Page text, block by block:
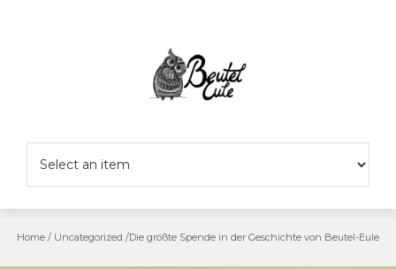
Home / Uncategorized /Die größte Spende in der Geschichte von Beutel-Eule